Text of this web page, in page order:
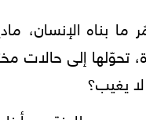
بناه الإنسان،
تحوّلها إلى حالات
يغيب؟